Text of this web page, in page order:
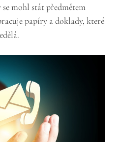
mohl stát předmětem
papíry a doklady, které